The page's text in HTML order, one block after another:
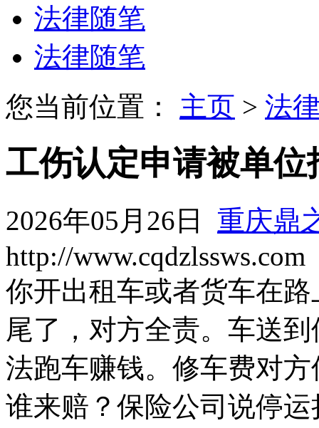
法律随笔
法律随笔
您当前位置： 主页 > 法
工伤认定申请被单
2026年05月26日 重庆鼎
http://www.cqdzlssws.com
你开出租车或者货车在
尾了，对方全责。车送
法跑车赚钱。修车费对
谁来赔？保险公司说停